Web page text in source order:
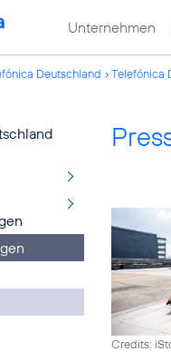
Unternehmen
Deutschland Telefónica
Credits: